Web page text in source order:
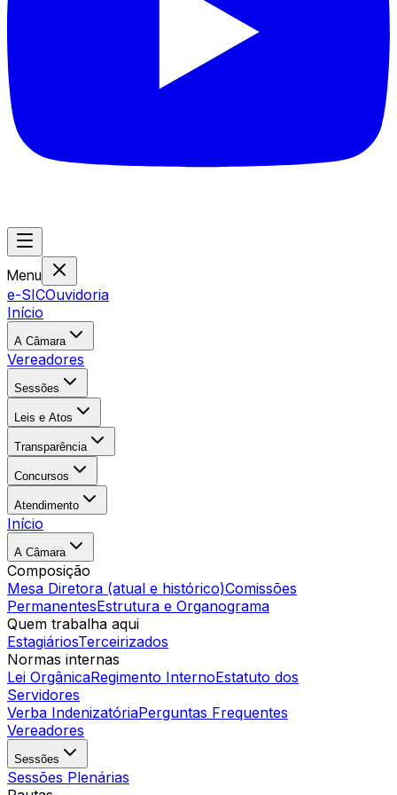
Menu
e-SICOuvidoria
Início
A Câmara
Vereadores
Sessões
Leis e Atos
Transparência
Concursos
Atendimento
Início
A Câmara
Composição
Mesa Diretora (atual e histórico)Comissões
PermanentesEstrutura e Organograma
Quem trabalha aqui
EstagiáriosTerceirizados
Normas internas
Lei OrgânicaRegimento InternoEstatuto dos
Servidores
Verba IndenizatóriaPerguntas Frequentes
Vereadores
Sessões
Sessões Plenárias